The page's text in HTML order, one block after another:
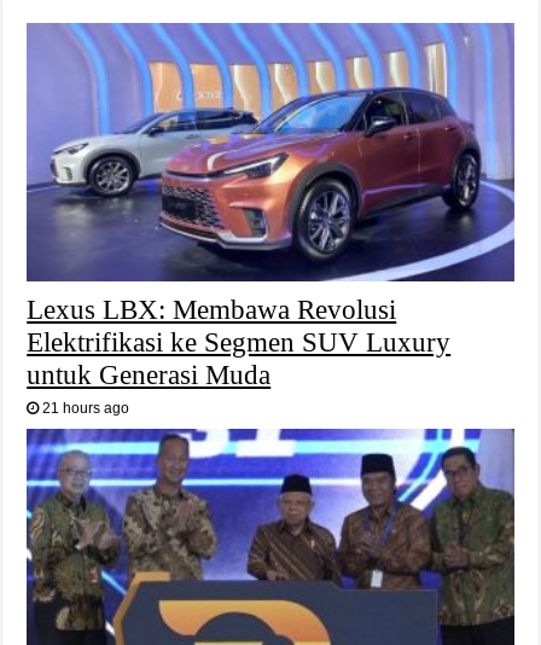
Lexus LBX: Membawa Revolusi
Elektrifikasi ke Segmen SUV Luxury
untuk Generasi Muda
21 hours ago